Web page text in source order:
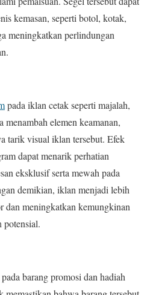
kemasan, seperti botol, kotak,
meningkatkan perlindungan
pada iklan cetak seperti majalah,
menambah elemen keamanan,
tarik visual iklan tersebut. Efek
dapat menarik perhatian
eksklusif serta mewah pada
demikian, iklan menjadi lebih
dan meningkatkan kemungkinan
barang promosi dan hadiah